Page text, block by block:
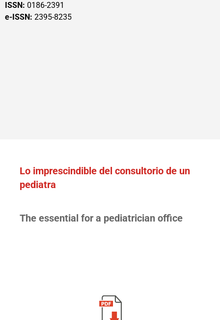
ISSN: 0186-2391
e-ISSN: 2395-8235
Lo imprescindible del consultorio de un
pediatra
The essential for a pediatrician office